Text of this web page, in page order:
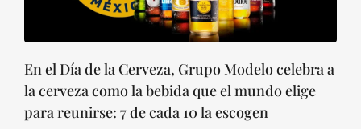
En el Día de la Cerveza, Grupo Modelo celebra a
la cerveza como la bebida que el mundo elige
para reunirse: 7 de cada 10 la escogen